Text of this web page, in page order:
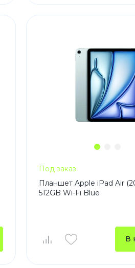
Под заказ
Планшет Apple iPad Air
512GB Wi-Fi Blue
В